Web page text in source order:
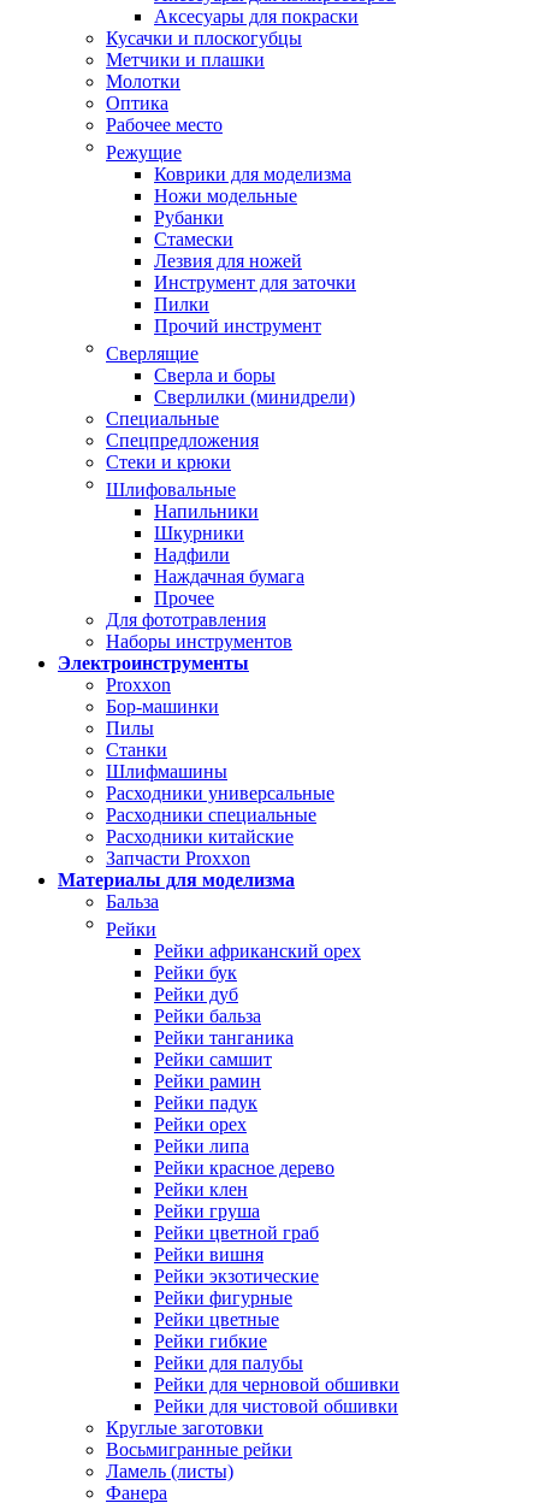
Аксесуары для покраски
Кусачки и плоскогубцы
Метчики и плашки
Молотки
Оптика
Рабочее место
Режущие
Коврики для моделизма
Ножи модельные
Рубанки
Стамески
Лезвия для ножей
Инструмент для заточки
Пилки
Прочий инструмент
Сверлящие
Сверла и боры
Сверлилки (минидрели)
Специальные
Спецпредложения
Стеки и крюки
Шлифовальные
Напильники
Шкурники
Надфили
Наждачная бумага
Прочее
Для фототравления
Наборы инструментов
Электроинструменты
Proxxon
Бор-машинки
Пилы
Станки
Шлифмашины
Расходники универсальные
Расходники специальные
Расходники китайские
Запчасти Proxxon
Материалы для моделизма
Бальза
Рейки
Рейки африканский орех
Рейки бук
Рейки дуб
Рейки бальза
Рейки танганика
Рейки самшит
Рейки рамин
Рейки падук
Рейки орех
Рейки липа
Рейки красное дерево
Рейки клен
Рейки груша
Рейки цветной граб
Рейки вишня
Рейки экзотические
Рейки фигурные
Рейки цветные
Рейки гибкие
Рейки для палубы
Рейки для черновой обшивки
Рейки для чистовой обшивки
Круглые заготовки
Восьмигранные рейки
Ламель (листы)
Фанера